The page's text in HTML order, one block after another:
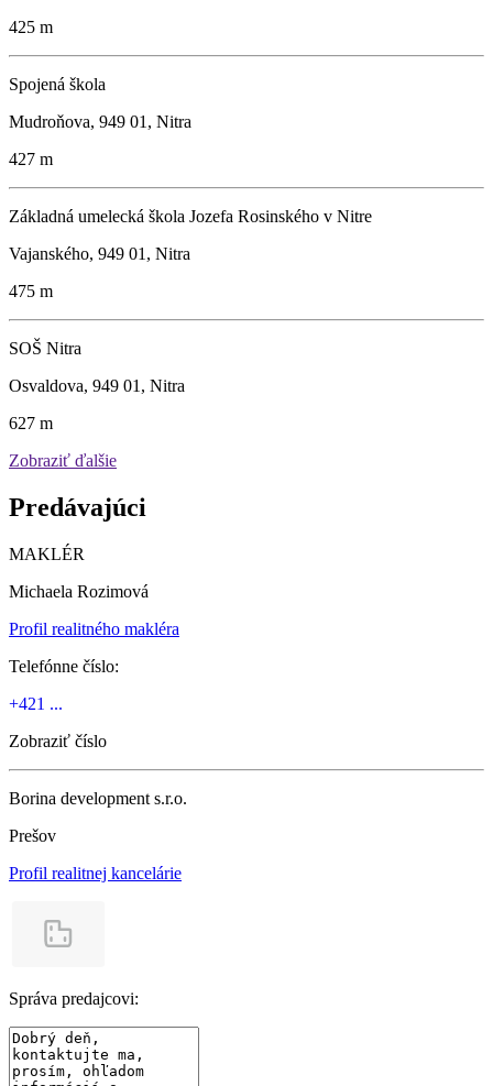
425 m
Spojená škola
Mudroňova, 949 01, Nitra
427 m
Základná umelecká škola Jozefa Rosinského v Nitre
Vajanského, 949 01, Nitra
475 m
SOŠ Nitra
Osvaldova, 949 01, Nitra
627 m
Zobraziť ďalšie
Predávajúci
MAKLÉR
Michaela Rozimová
Profil realitného makléra
Telefónne číslo:
+421 ...
Zobraziť číslo
Borina development s.r.o.
Prešov
Profil realitnej kancelárie
Správa predajcovi: